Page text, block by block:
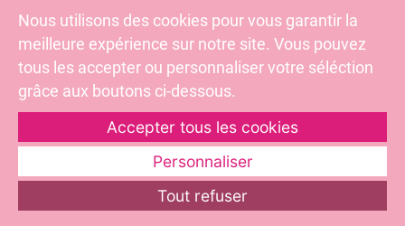
Pour votre santé, évitez de grignoter entre les repas –
www.mangerbouger.fr
Suivez-nous :
Nous utilisons des cookies pour vous garantir la
meilleure expérience sur notre site. Vous pouvez
tous les accepter ou personnaliser votre séléction
grâce aux boutons ci-dessous.
Accepter tous les cookies
Personnaliser
Tout refuser